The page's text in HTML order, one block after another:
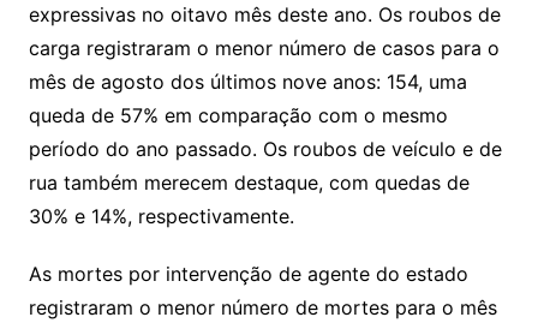
expressivas no oitavo mês deste ano. Os roubos de
carga registraram o menor número de casos para o
mês de agosto dos últimos nove anos: 154, uma
queda de 57% em comparação com o mesmo
período do ano passado. Os roubos de veículo e de
rua também merecem destaque, com quedas de
30% e 14%, respectivamente.
As mortes por intervenção de agente do estado
registraram o menor número de mortes para o mês